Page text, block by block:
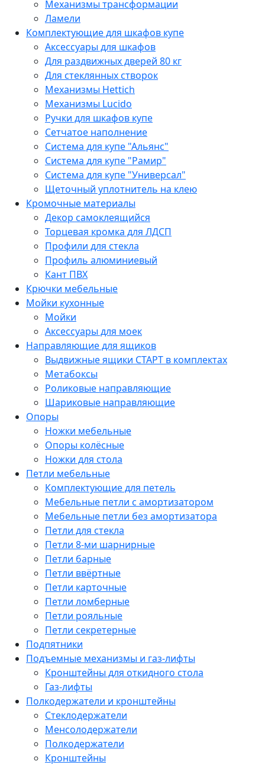
Механизмы трансформации
Ламели
Комплектующие для шкафов купе
Аксессуары для шкафов
Для раздвижных дверей 80 кг
Для стеклянных створок
Механизмы Hettich
Механизмы Lucido
Ручки для шкафов купе
Сетчатое наполнение
Система для купе "Альянс"
Система для купе "Рамир"
Система для купе "Универсал"
Щеточный уплотнитель на клею
Кромочные материалы
Декор самоклеящийся
Торцевая кромка для ЛДСП
Профили для стекла
Профиль алюминиевый
Кант ПВХ
Крючки мебельные
Мойки кухонные
Мойки
Аксессуары для моек
Направляющие для ящиков
Выдвижные ящики СТАРТ в комплектах
Метабоксы
Роликовые направляющие
Шариковые направляющие
Опоры
Ножки мебельные
Опоры колёсные
Ножки для стола
Петли мебельные
Комплектующие для петель
Мебельные петли с амортизатором
Мебельные петли без амортизатора
Петли для стекла
Петли 8-ми шарнирные
Петли барные
Петли ввёртные
Петли карточные
Петли ломберные
Петли рояльные
Петли секретерные
Подпятники
Подъемные механизмы и газ-лифты
Кронштейны для откидного стола
Газ-лифты
Полкодержатели и кронштейны
Стеклодержатели
Менсолодержатели
Полкодержатели
Кронштейны